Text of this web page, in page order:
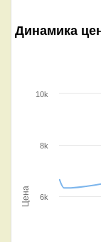
Динамика
Цена 6k
8k
10k